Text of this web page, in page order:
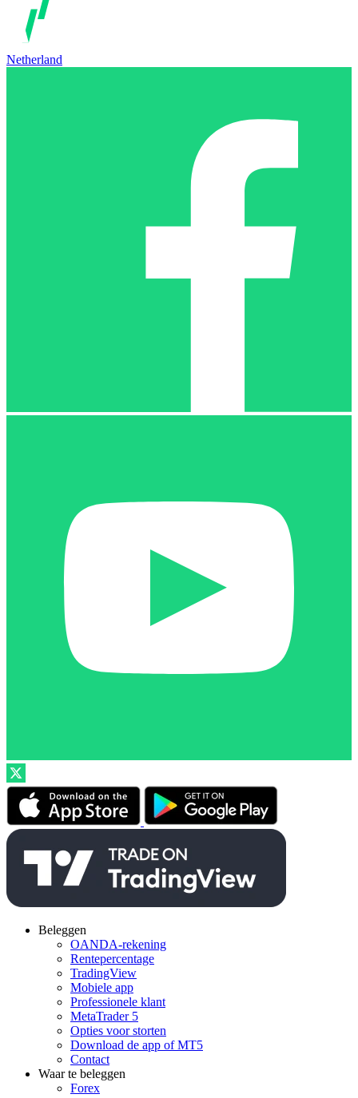
Netherland
Beleggen
OANDA-rekening
Rentepercentage
TradingView
Mobiele app
Professionele klant
MetaTrader 5
Opties voor storten
Download de app of MT5
Contact
Waar te beleggen
Forex